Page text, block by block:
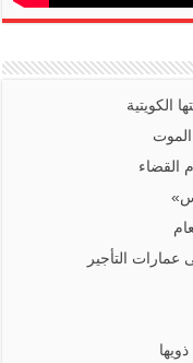
الكويتية
القضاء
التأجير